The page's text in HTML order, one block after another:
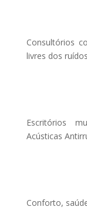
Consultórios
livres dos
Escritórios
Acústicas
Conforto,